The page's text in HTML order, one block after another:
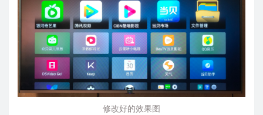
修改好的效果图